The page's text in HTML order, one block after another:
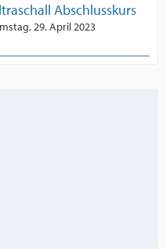
Abschlusskurs
29. April 2023